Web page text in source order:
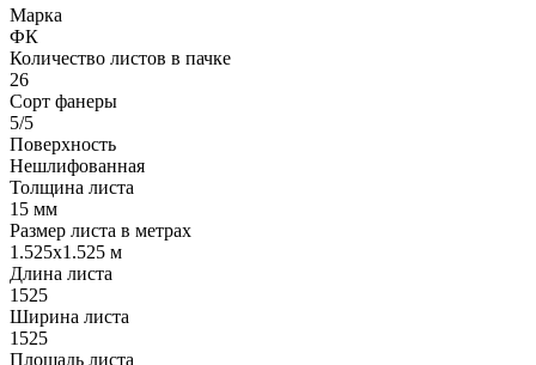
Марка
ФК
Количество листов в пачке
26
Сорт фанеры
5/5
Поверхность
Нешлифованная
Толщина листа
15 мм
Размер листа в метрах
1.525x1.525 м
Длина листа
1525
Ширина листа
1525
Площадь листа